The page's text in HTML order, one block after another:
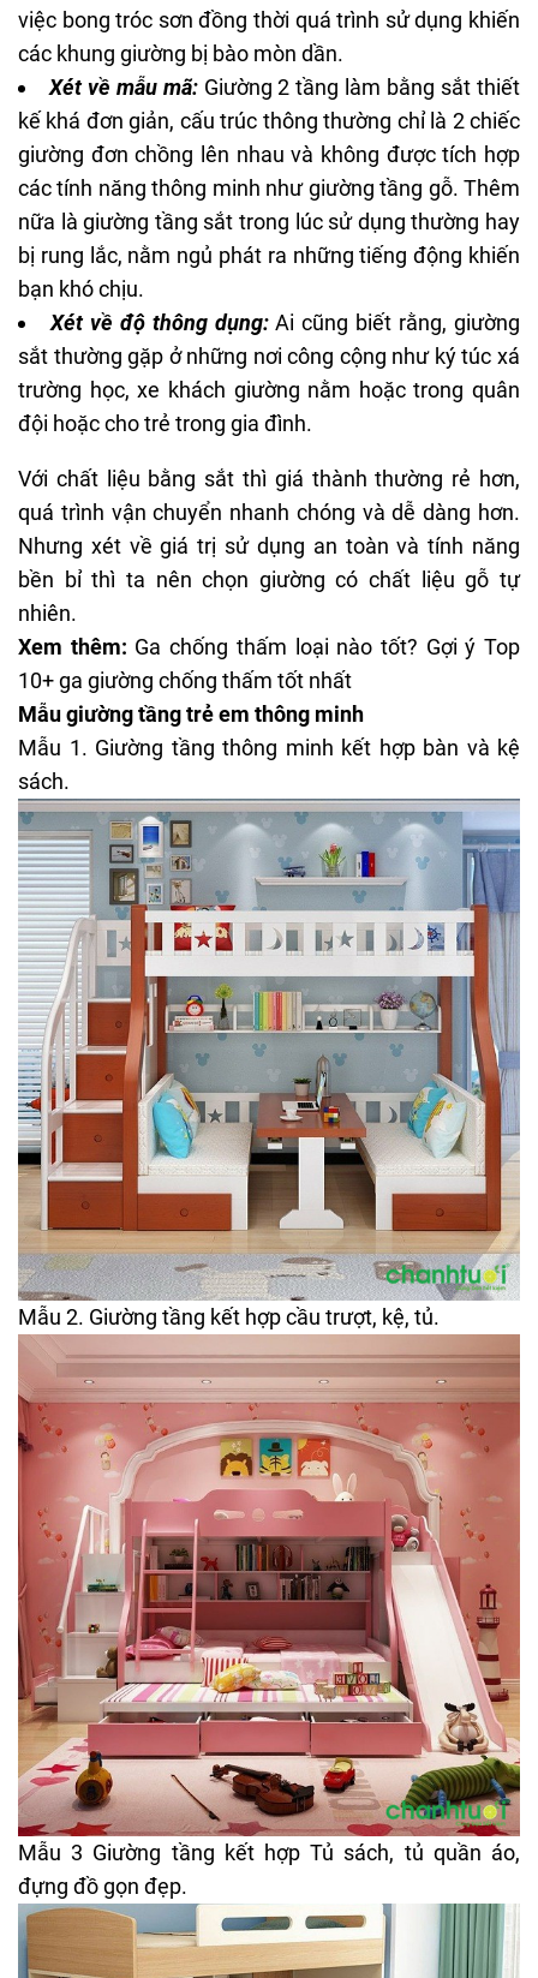
việc bong tróc sơn đồng thời quá trình sử dụng khiến
các khung giường bị bào mòn dần.
Xét về mẫu mã: Giường 2 tầng làm bằng sắt thiết
kế khá đơn giản, cấu trúc thông thường chỉ là 2 chiếc
giường đơn chồng lên nhau và không được tích hợp
các tính năng thông minh như giường tầng gỗ. Thêm
nữa là giường tầng sắt trong lúc sử dụng thường hay
bị rung lắc, nằm ngủ phát ra những tiếng động khiến
bạn khó chịu.
Xét về độ thông dụng: Ai cũng biết rằng, giường
sắt thường gặp ở những nơi công cộng như ký túc xá
trường học, xe khách giường nằm hoặc trong quân
đội hoặc cho trẻ trong gia đình.
Với chất liệu bằng sắt thì giá thành thường rẻ hơn,
quá trình vận chuyển nhanh chóng và dễ dàng hơn.
Nhưng xét về giá trị sử dụng an toàn và tính năng
bền bỉ thì ta nên chọn giường có chất liệu gỗ tự
nhiên.
Xem thêm: Ga chống thấm loại nào tốt? Gợi ý Top
10+ ga giường chống thấm tốt nhất
Mẫu giường tầng trẻ em thông minh
Mẫu 1. Giường tầng thông minh kết hợp bàn và kệ
sách.
Mẫu 2. Giường tầng kết hợp cầu trượt, kệ, tủ.
Mẫu 3 Giường tầng kết hợp Tủ sách, tủ quần áo,
đựng đồ gọn đẹp.